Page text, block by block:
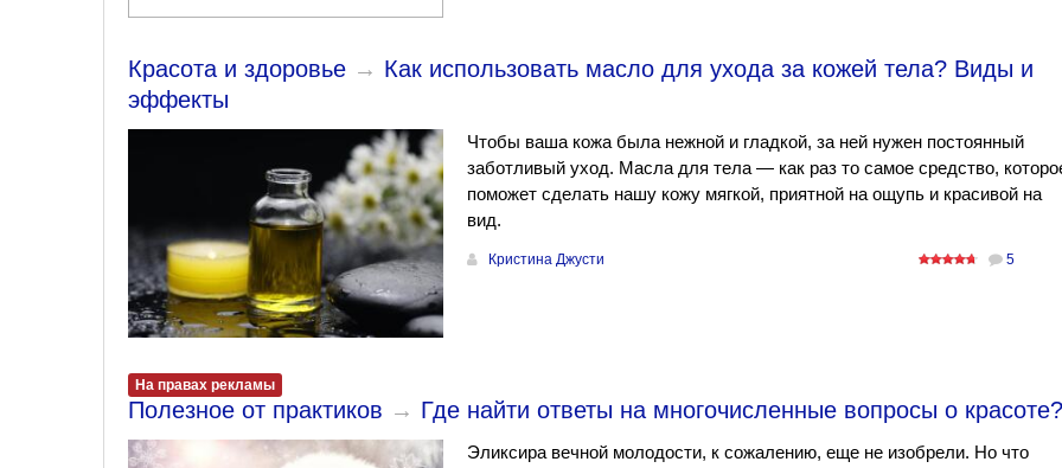
Красота и здоровье → Как использовать масло для ухода за кожей тела? Виды и
эффекты
Чтобы ваша кожа была нежной и гладкой, за ней нужен постоянный
заботливый уход. Масла для тела — как раз то самое средство,
поможет сделать нашу кожу мягкой, приятной на ощупь и красивой на
вид.
Кристина Джусти 5
На правах рекламы
Полезное от практиков → Где найти ответы на многочисленные вопросы о красоте?
Эликсира вечной молодости, к сожалению, еще не изобрели. Но что